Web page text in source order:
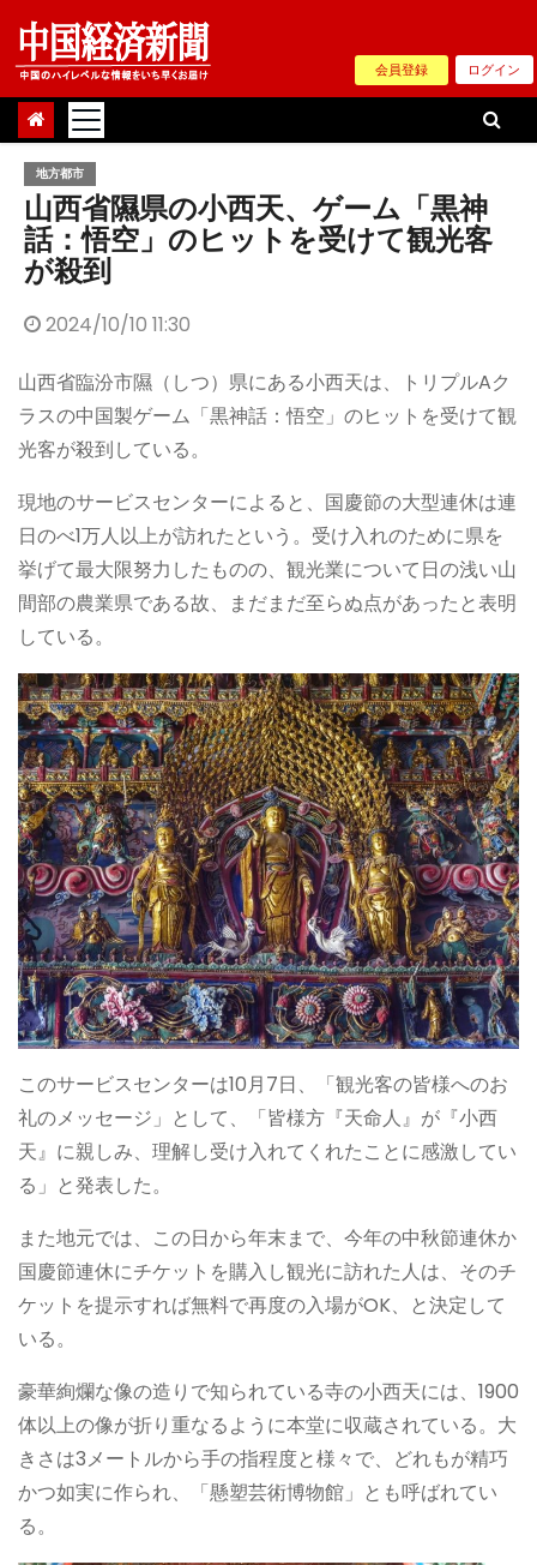
Skip
content
会員登録 ログイン
地方都市
山西省隰県の小西天、ゲーム「黒神
話：悟空」のヒットを受けて観光客
が殺到
2024/10/10 11:30
山西省臨汾市隰（しつ）県にある小西天は、トリプルAク
ラスの中国製ゲーム「黒神話：悟空」のヒットを受けて観
光客が殺到している。
現地のサービスセンターによると、国慶節の大型連休は連
日のべ1万人以上が訪れたという。受け入れのために県を
挙げて最大限努力したものの、観光業について日の浅い山
間部の農業県である故、まだまだ至らぬ点があったと表明
している。
このサービスセンターは10月7日、「観光客の皆様へのお
礼のメッセージ」として、「皆様方『天命人』が『小西
天』に親しみ、理解し受け入れてくれたことに感激してい
る」と発表した。
また地元では、この日から年末まで、今年の中秋節連休か
国慶節連休にチケットを購入し観光に訪れた人は、そのチ
ケットを提示すれば無料で再度の入場がOK、と決定して
いる。
豪華絢爛な像の造りで知られている寺の小西天には、1900
体以上の像が折り重なるように本堂に収蔵されている。大
きさは3メートルから手の指程度と様々で、どれもが精巧
かつ如実に作られ、「懸塑芸術博物館」とも呼ばれてい
る。